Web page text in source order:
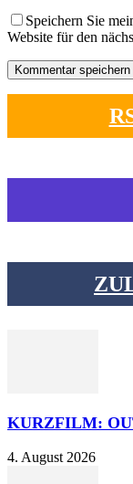
Speichern Sie
Website für den
KURZFILM:
4. August 2026